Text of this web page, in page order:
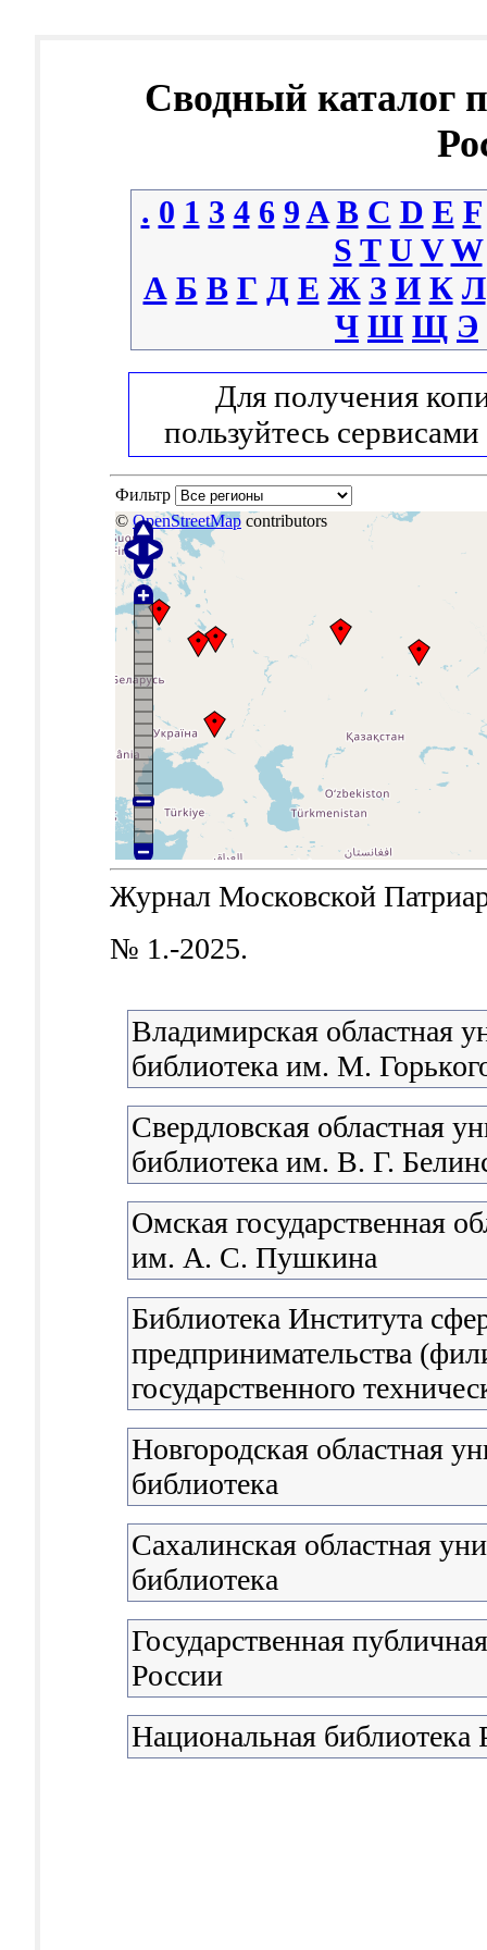
Сводный каталог
. 0 1 3 4 6 9 A B C D E F
S T U V W
А Б В Г Д Е Ж З И К Л
Ч Ш Щ Э
Для получения
пользуйтесь сервисами
Фильтр
© OpenStreetMap contributors
Журнал Московской
№ 1.-2025.
Владимирская областная
библиотека им. М.
Свердловская областная
библиотека им. В. Г.
Омская государственная
им. А. С. Пушкина
Библиотека Института
предпринимательства
государственного
Новгородская областная
библиотека
Сахалинская областная
библиотека
Государственная
России
Национальная библиотека